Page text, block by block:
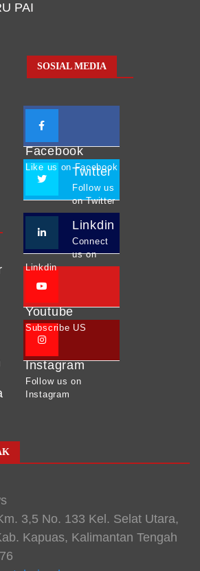
PAI
SOSIAL MEDIA
Facebook
Like us on Facebook
Twitter
Follow us
on Twitter
Linkdin
Connect
us on
Linkdin
Youtube
Subscribe US
Instagram
Follow us on
Instagram
3,5 No. 133 Kel. Selat Utara,
Kapuas, Kalimantan Tengah